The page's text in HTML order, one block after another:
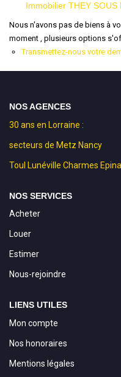
Immobilier THEY SOUS
Nous n'avons pas de biens à
moment , plusieurs options
Transmettez-nous votre
NOS AGENCES
30 ans en Lorraine :
secteurs de Metz Nancy
Toul Lunéville Charmes
NOS SERVICES
Acheter
Louer
Estimer
Nous-rejoindre
LIENS UTILES
Mon compte
Nos honoraires
Mentions légales